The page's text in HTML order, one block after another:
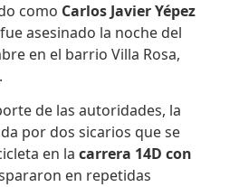
como Carlos Javier Yépez
asesinado la noche del
en el barrio Villa Rosa,
de las autoridades, la
por dos sicarios que se
en la carrera 14D con
en repetidas